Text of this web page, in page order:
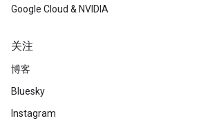
Google Cloud & NVIDIA
关注
博客
Bluesky
Instagram